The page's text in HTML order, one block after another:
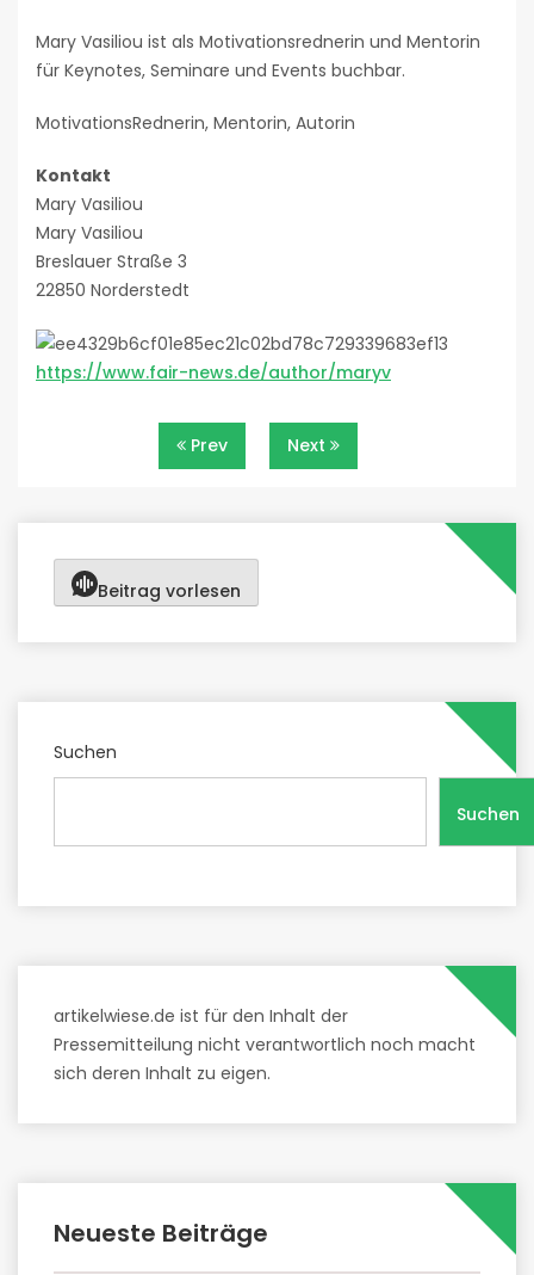
Mary Vasiliou ist als Motivationsrednerin und Mentorin
für Keynotes, Seminare und Events buchbar.
MotivationsRednerin, Mentorin, Autorin
Kontakt
Mary Vasiliou
Mary Vasiliou
Breslauer Straße 3
22850 Norderstedt
https://www.fair-news.de/author/maryv
Beitragsnavigation
Prev Next
Beitrag vorlesen
Suchen
Suchen
artikelwiese.de ist für den Inhalt der
Pressemitteilung nicht verantwortlich noch macht
sich deren Inhalt zu eigen.
Neueste Beiträge